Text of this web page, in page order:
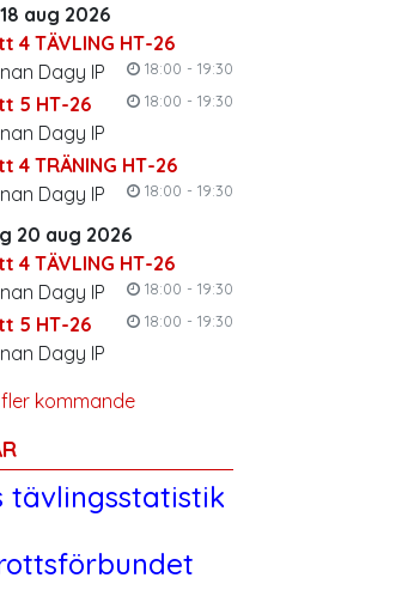
aug 2026
4 TÄVLING HT-26
18:00 - 19:30
Dagy IP
5 HT-26
18:00 - 19:30
Dagy IP
4 TRÄNING HT-26
18:00 - 19:30
Dagy IP
20 aug 2026
4 TÄVLING HT-26
18:00 - 19:30
Dagy IP
5 HT-26
18:00 - 19:30
Dagy IP
kommande
tävlingsstatistik